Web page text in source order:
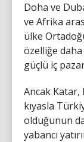
Doha ve
ve Afrika
ülke
özelliğe
güçlü iç
Ancak Katar,
kıyasla
olduğunun
yabancı